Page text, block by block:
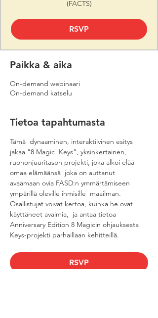
(FACTS)
RSVP
Paikka & aika
On-demand webinaari
On-demand katselu
Tietoa tapahtumasta
Tämä  dynaaminen, interaktiivinen esitys
jakaa "8 Magic  Keys”, yksinkertainen,
ruohonjuuritason projekti, joka alkoi elää
omaa elämäänsä  joka on auttanut
avaamaan ovia FASD:n ymmärtämiseen
ympärillä oleville ihmisille  maailman.
Osallistujat voivat kertoa, kuinka he ovat
käyttäneet avaimia,  ja antaa tietoa
Anniversary Edition 8 Magicin ohjauksesta
Keys-projekti parhaillaan kehitteillä.
RSVP